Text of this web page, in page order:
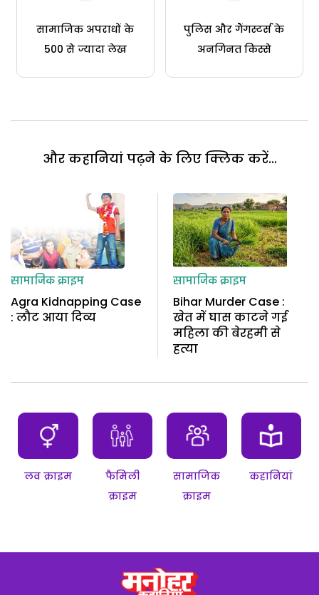
सामाजिक अपराधों के
500 से ज्यादा लेख
पुलिस और गैंगस्टर्स के
अनगिनत किस्से
और कहानियां पढ़ने के लिए क्लिक करें...
सामाजिक क्राइम
Agra Kidnapping Case
: लौट आया दिव्य
सामाजिक क्राइम
Bihar Murder Case :
खेत में घास काटने गई
महिला की बेरहमी से
हत्या
लव क्राइम
फैमिली
क्राइम
सामाजिक
क्राइम
कहानियां